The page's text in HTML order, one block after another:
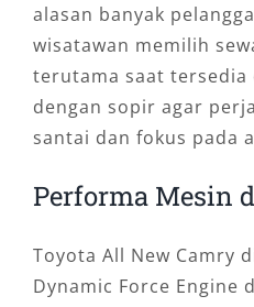
alasan banyak
wisatawan memilih
terutama saat tersedia
dengan sopir agar
santai dan fokus pada
Performa Mesin
Toyota All New Camry
Dynamic Force Engine